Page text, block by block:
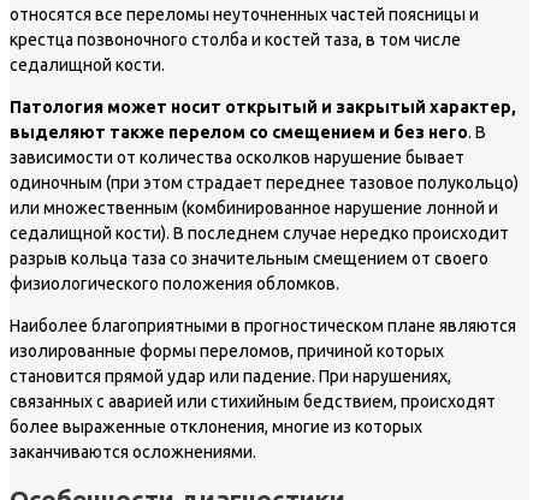
относятся все переломы неуточненных частей поясницы и
крестца позвоночного столба и костей таза, в том числе
седалищной кости.
Патология может носит открытый и закрытый характер,
выделяют также перелом со смещением и без него. В
зависимости от количества осколков нарушение бывает
одиночным (при этом страдает переднее тазовое полукольцо)
или множественным (комбинированное нарушение лонной и
седалищной кости). В последнем случае нередко происходит
разрыв кольца таза со значительным смещением от своего
физиологического положения обломков.
Наиболее благоприятными в прогностическом плане являются
изолированные формы переломов, причиной которых
становится прямой удар или падение. При нарушениях,
связанных с аварией или стихийным бедствием, происходят
более выраженные отклонения, многие из которых
заканчиваются осложнениями.